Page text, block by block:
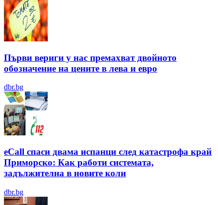
Първи вериги у нас премахват двойното
обозначение на цените в лева и евро
dbr.bg
eCall спаси двама испанци след катастрофа край
Приморско: Как работи системата,
задължителна в новите коли
dbr.bg